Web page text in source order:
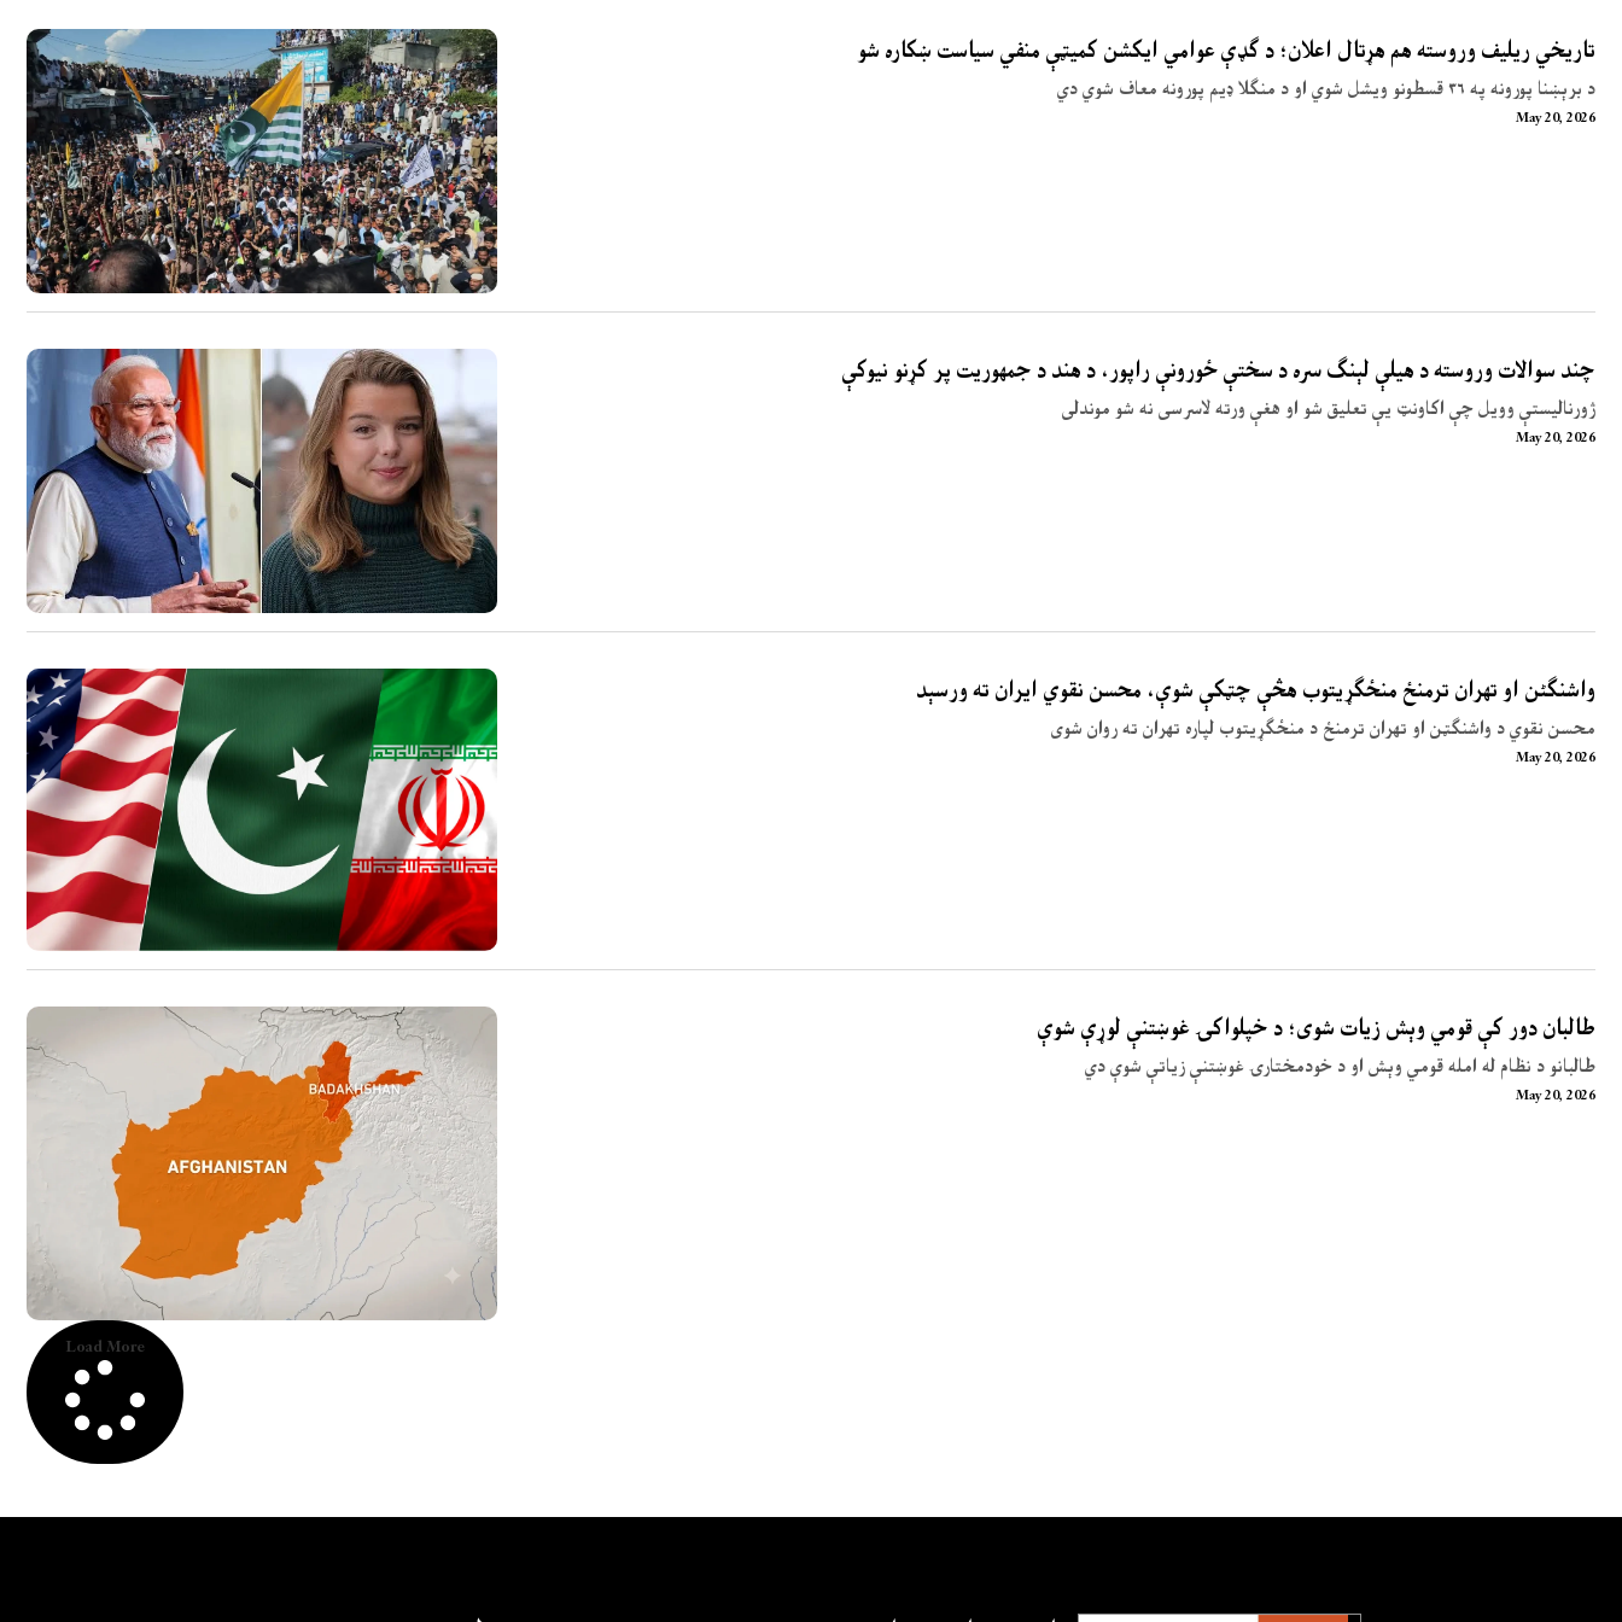
تاریخي ریلیف وروسته هم هړتال اعلان؛ د ګډې عوامي ایکشن کمیټې منفي سیاست ښکاره شو
د برېښنا پورونه په ۳۶ قسطونو ویشل شوي او د منګلا ډیم پورونه معاف شوي دي
May 20, 2026
چند سوالات وروسته د هیلې لېنګ سره د سختې ځورونې راپور، د هند د جمهوریت پر کړنو نیوکې
ژورنالیستې وویل چې اکاونټ یې تعلیق شو او هغې ورته لاسرسی نه شو موندلی
May 20, 2026
واشنگٹن او تهران ترمنځ منځګړیتوب هڅې چټکې شوې، محسن نقوي ایران ته ورسېد
محسن نقوي د واشنګټن او تهران ترمنځ د منځګړیتوب لپاره تهران ته روان شوی
May 20, 2026
طالبان دور کې قومي وېش زیات شوی؛ د خپلواکۍ غوښتنې لوړې شوې
طالبانو د نظام له امله قومي وېش او د خودمختارۍ غوښتنې زیاتې شوې دي
May 20, 2026
Load More